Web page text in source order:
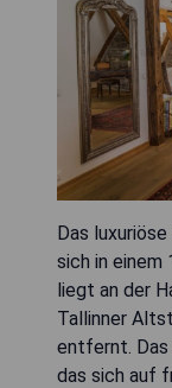
Das
sich in einem
liegt an der
Tallinner
entfernt.
das sich auf